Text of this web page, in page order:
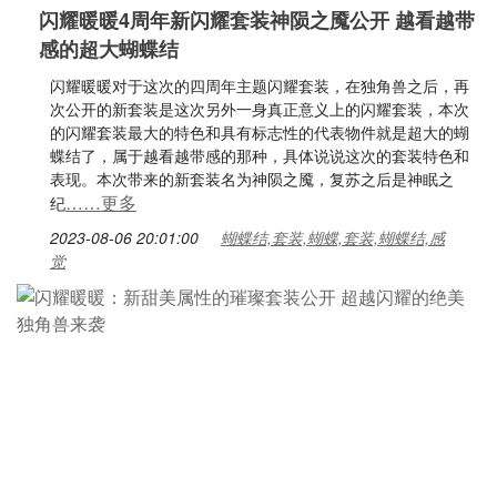
闪耀暖暖4周年新闪耀套装神陨之魇公开 越看越带
感的超大蝴蝶结
闪耀暖暖对于这次的四周年主题闪耀套装，在独角兽之后，再
次公开的新套装是这次另外一身真正意义上的闪耀套装，本次
的闪耀套装最大的特色和具有标志性的代表物件就是超大的蝴
蝶结了，属于越看越带感的那种，具体说说这次的套装特色和
表现。本次带来的新套装名为神陨之魇，复苏之后是神眠之
纪……更多
2023-08-06 20:01:00
蝴蝶结,套装,蝴蝶,套装,蝴蝶结,感
觉